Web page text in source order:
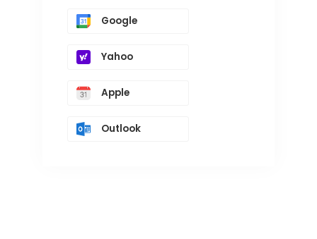
Google
Yahoo
Apple
Outlook